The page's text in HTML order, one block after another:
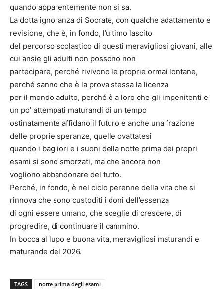
quando apparentemente non si sa.
La dotta ignoranza di Socrate, con qualche adattamento e
revisione, che è, in fondo, l’ultimo lascito
del percorso scolastico di questi meravigliosi giovani, alle
cui ansie gli adulti non possono non
partecipare, perché rivivono le proprie ormai lontane,
perché sanno che è la prova stessa la licenza
per il mondo adulto, perché è a loro che gli impenitenti e
un po’ attempati maturandi di un tempo
ostinatamente affidano il futuro e anche una frazione
delle proprie speranze, quelle ovattatesi
quando i bagliori e i suoni della notte prima dei propri
esami si sono smorzati, ma che ancora non
vogliono abbandonare del tutto.
Perché, in fondo, è nel ciclo perenne della vita che si
rinnova che sono custoditi i doni dell’essenza
di ogni essere umano, che sceglie di crescere, di
progredire, di continuare il cammino.
In bocca al lupo e buona vita, meravigliosi maturandi e
maturande del 2026.
TAGS notte prima degli esami